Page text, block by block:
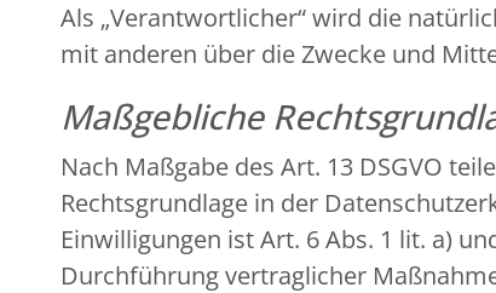
Als „Verantwortlicher“ wird die
mit anderen über die Zwecke und
Maßgebliche
Nach Maßgabe des Art. 13 DSGVO
Rechtsgrundlage in der
Einwilligungen ist Art. 6 Abs. 1 lit. a)
Durchführung vertraglicher